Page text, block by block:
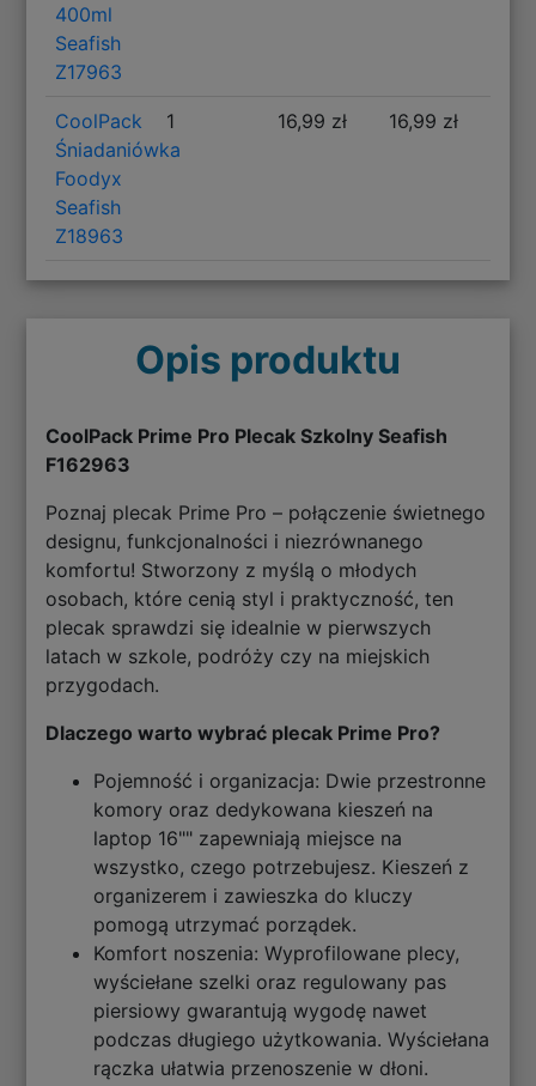
400ml
Seafish
Z17963
CoolPack
Śniadaniówka
Foodyx
Seafish
Z18963
1 16,99 zł 16,99 zł
Opis produktu
CoolPack Prime Pro Plecak Szkolny Seafish
F162963
Poznaj plecak Prime Pro – połączenie świetnego
designu, funkcjonalności i niezrównanego
komfortu! Stworzony z myślą o młodych
osobach, które cenią styl i praktyczność, ten
plecak sprawdzi się idealnie w pierwszych
latach w szkole, podróży czy na miejskich
przygodach.
Dlaczego warto wybrać plecak Prime Pro?
Pojemność i organizacja: Dwie przestronne
komory oraz dedykowana kieszeń na
laptop 16"" zapewniają miejsce na
wszystko, czego potrzebujesz. Kieszeń z
organizerem i zawieszka do kluczy
pomogą utrzymać porządek.
Komfort noszenia: Wyprofilowane plecy,
wyściełane szelki oraz regulowany pas
piersiowy gwarantują wygodę nawet
podczas długiego użytkowania. Wyściełana
rączka ułatwia przenoszenie w dłoni.